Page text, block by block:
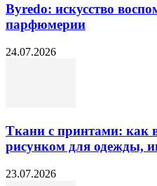
Byredo: искусство
парфюмерии
24.07.2026
Ткани с принтами: как
рисунком для одежды,
23.07.2026